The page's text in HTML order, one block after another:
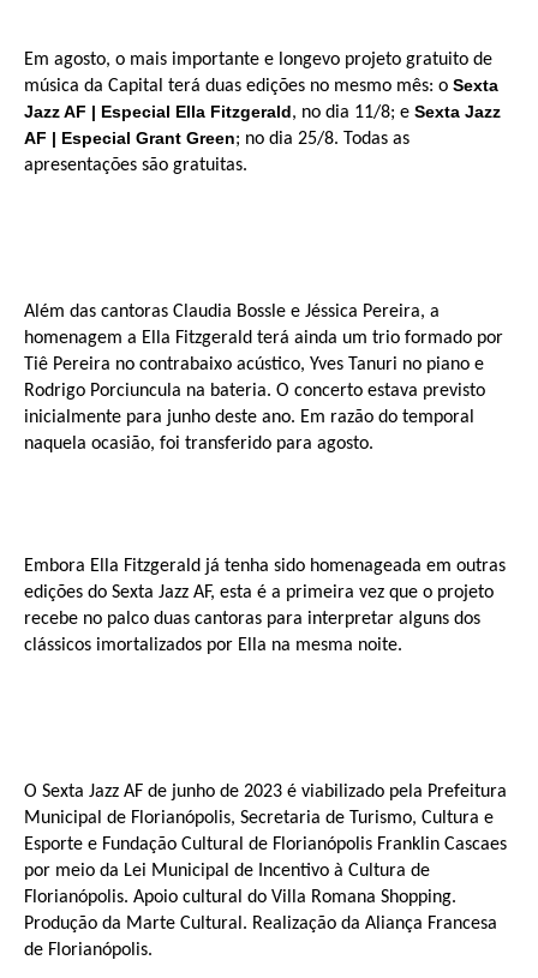
Em agosto, o mais importante e longevo projeto gratuito de
música da Capital terá duas edições no mesmo mês: o Sexta
Jazz AF | Especial Ella Fitzgerald, no dia 11/8; e Sexta Jazz
AF | Especial Grant Green; no dia 25/8. Todas as
apresentações são gratuitas.
Além das cantoras Claudia Bossle e Jéssica Pereira, a
homenagem a Ella Fitzgerald terá ainda um trio formado por
Tiê Pereira no contrabaixo acústico, Yves Tanuri no piano e
Rodrigo Porciuncula na bateria. O concerto estava previsto
inicialmente para junho deste ano. Em razão do temporal
naquela ocasião, foi transferido para agosto.
Embora Ella Fitzgerald já tenha sido homenageada em outras
edições do Sexta Jazz AF, esta é a primeira vez que o projeto
recebe no palco duas cantoras para interpretar alguns dos
clássicos imortalizados por Ella na mesma noite.
O Sexta Jazz AF de junho de 2023 é viabilizado pela Prefeitura
Municipal de Florianópolis, Secretaria de Turismo, Cultura e
Esporte e Fundação Cultural de Florianópolis Franklin Cascaes
por meio da Lei Municipal de Incentivo à Cultura de
Florianópolis. Apoio cultural do Villa Romana Shopping.
Produção da Marte Cultural. Realização da Aliança Francesa
de Florianópolis.